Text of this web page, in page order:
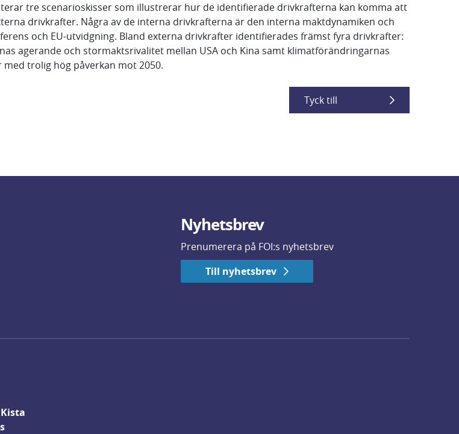
tre scenarioskisser som illustrerar hur de identifierade drivkrafterna kan komma att
drivkrafter. Några av de interna drivkrafterna är den interna maktdynamiken och
och EU-utvidgning. Bland externa drivkrafter identifierades främst fyra drivkrafter:
agerande och stormaktsrivalitet mellan USA och Kina samt klimatförändringarnas
trolig hög påverkan mot 2050.
Tyck till
Nyhetsbrev
Prenumerera på FOI:s nyhetsbrev
Till nyhetsbrev